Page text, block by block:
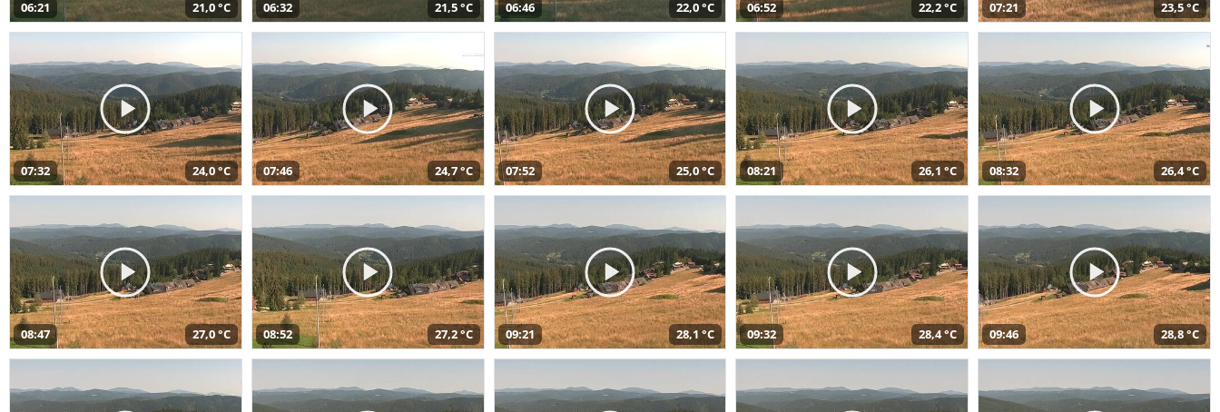
06:21 21,0 °C 06:32 21,5 °C 06:46 22,0 °C 06:52 22,2 °C 07:21 23,5 °C
07:32 24,0 °C 07:46 24,7 °C 07:52 25,0 °C 08:21 26,1 °C 08:32 26,4 °C
08:47 27,0 °C 08:52 27,2 °C 09:21 28,1 °C 09:32 28,4 °C 09:46 28,8 °C